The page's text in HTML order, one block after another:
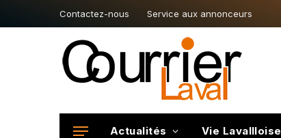
Contactez-nous Service aux annonceurs
Actualités Vie Lavallloise